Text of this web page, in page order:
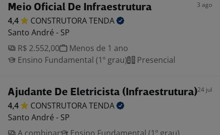
Meio Oficial De Infraestrutura 3 ago
4,4 CONSTRUTORATENDA
Santo André - SP
R$ 2.552,00
Menos de 1 ano
Ensino Fundamental (1º grau)
Presencial
Ajudante De Eletricista (Infraestrutura)24 jul
4,4 CONSTRUTORATENDA
Santo André - SP